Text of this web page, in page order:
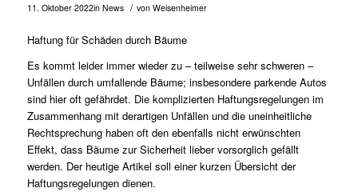
11. Oktober 2022in News / von Weisenheimer
Haftung für Schäden durch Bäume
Es kommt leider immer wieder zu – teilweise sehr schweren –
Unfällen durch umfallende Bäume; insbesondere parkende Autos
sind hier oft gefährdet. Die komplizierten Haftungsregelungen im
Zusammenhang mit derartigen Unfällen und die uneinheitliche
Rechtsprechung haben oft den ebenfalls nicht erwünschten
Effekt, dass Bäume zur Sicherheit lieber vorsorglich gefällt
werden. Der heutige Artikel soll einer kurzen Übersicht der
Haftungsregelungen dienen.